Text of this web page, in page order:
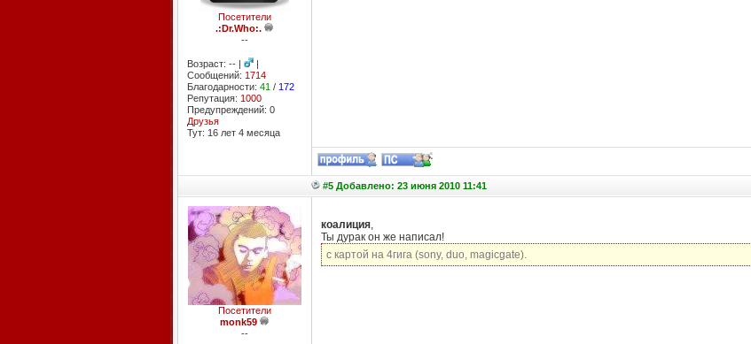
Посетители
.:Dr.Who:.
--
Возраст: -- |
|
Сообщений: 1714
Благодарности: 41 / 172
Репутация: 1000
Предупреждений: 0
Друзья
Тут: 16 лет 4 месяцa
#5 Добавлено: 23 июня 2010 11:41
Посетители
monk59
--
коалиция,
Ты дурак он же написал!
с картой на 4гига (sony, duo, magicgate).